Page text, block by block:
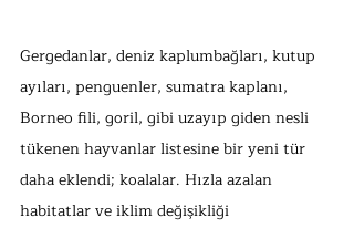
Gergedanlar, deniz kaplumbağları, kutup
ayıları, penguenler, sumatra kaplanı,
Borneo fili, goril, gibi uzayıp giden nesli
tükenen hayvanlar listesine bir yeni tür
daha eklendi; koalalar. Hızla azalan
habitatlar ve iklim değişikliği